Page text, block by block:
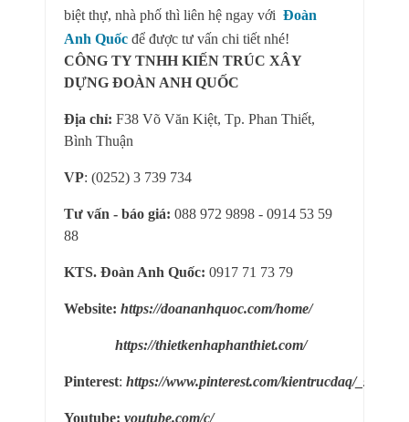
biệt thự, nhà phố thì liên hệ ngay với Đoàn
Anh Quốc để được tư vấn chi tiết nhé!
CÔNG TY TNHH KIẾN TRÚC XÂY
DỰNG ĐOÀN ANH QUỐC
Địa chỉ: F38 Võ Văn Kiệt, Tp. Phan Thiết,
Bình Thuận
VP: (0252) 3 739 734
Tư vấn - báo giá: 088 972 9898 - 0914 53 59
88
KTS. Đoàn Anh Quốc: 0917 71 73 79
Website: https://doananhquoc.com/home/
https://thietkenhaphanthiet.com/
Pinterest: https://www.pinterest.com/kientrucdaq/_saved/
Youtube: youtube.com/c/